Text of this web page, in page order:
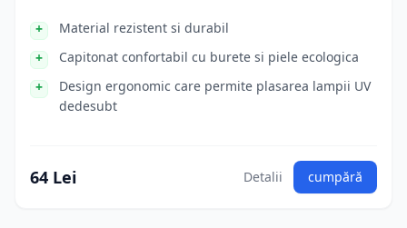
Material rezistent si durabil
Capitonat confortabil cu burete si piele ecologica
Design ergonomic care permite plasarea lampii UV
dedesubt
64 Lei Detalii cumpără